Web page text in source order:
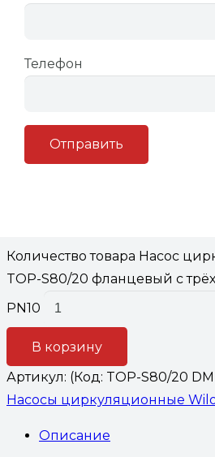
Телефон
циркуляционный Wilo TOP-
Насос
TOP-S80/20
Количество товара Насос
TOP-S80/20 фланцевый с
PN10
В корзину
Артикул: (Код: TOP-S80/20 DM
Насосы циркуляционные
Описание